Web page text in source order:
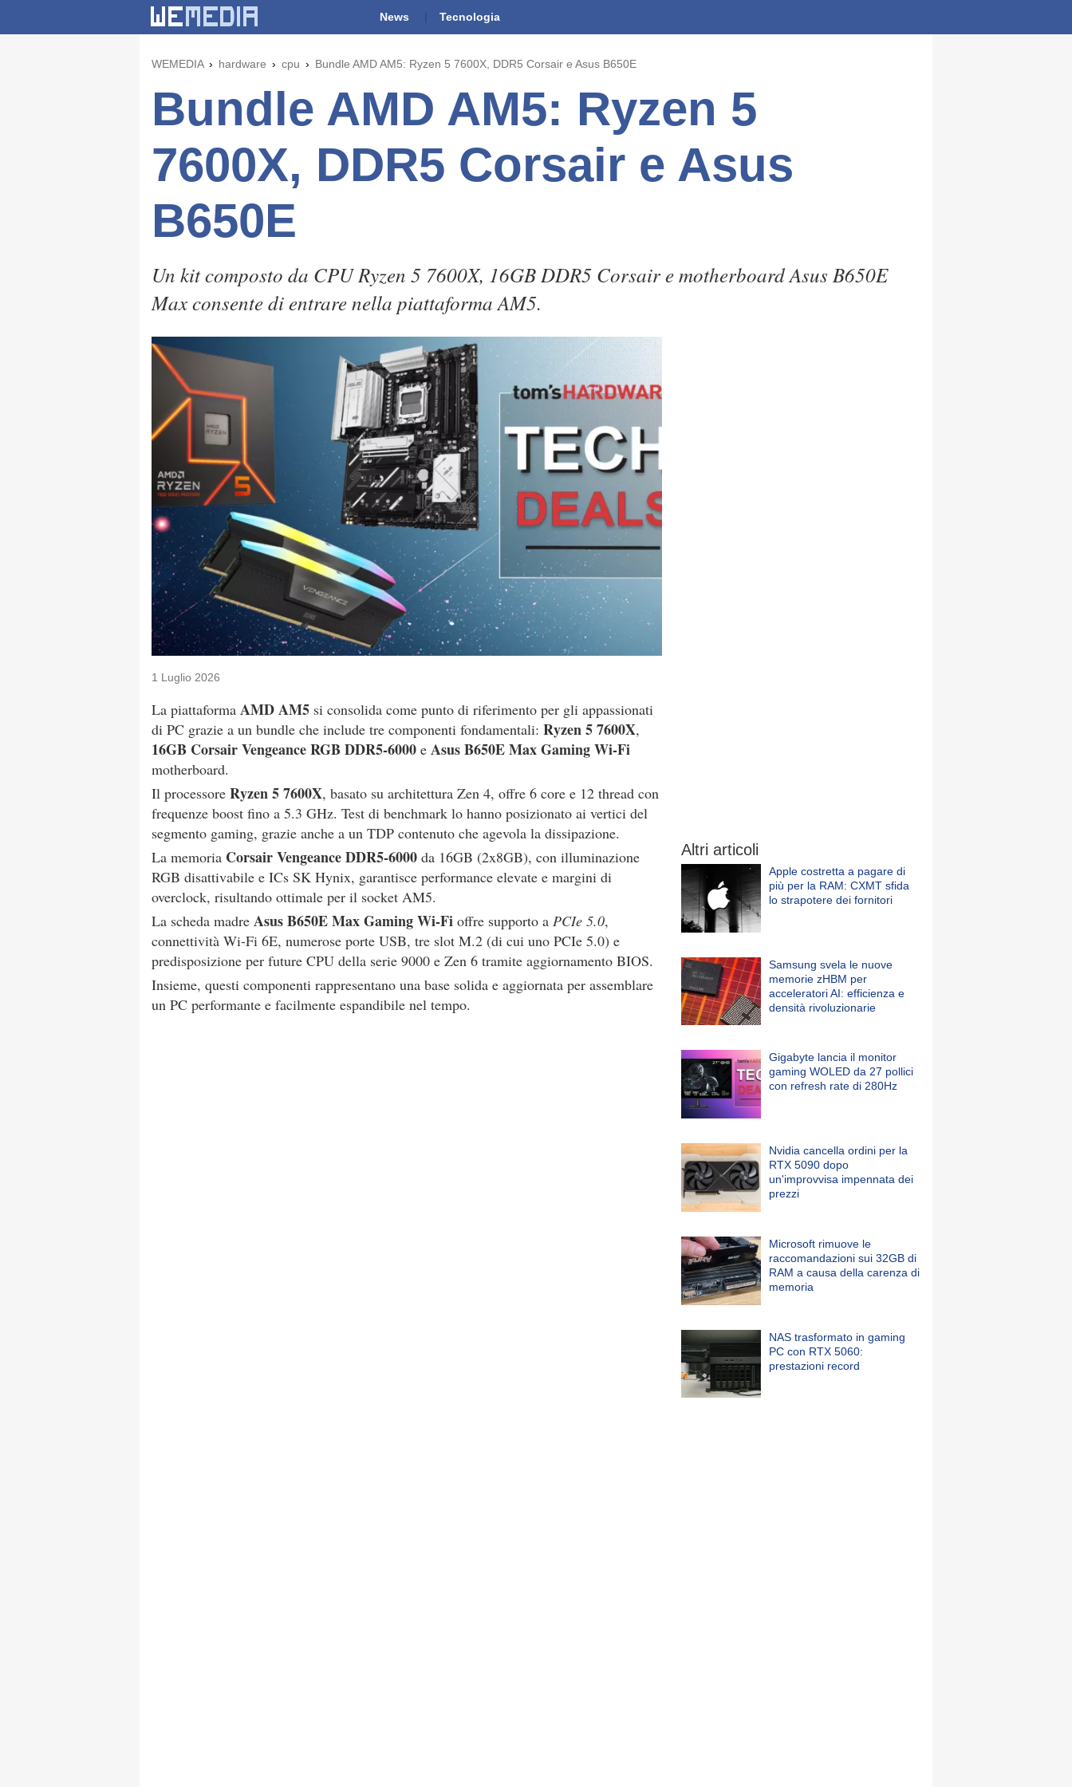
News Tecnologia
WEMEDIA hardware cpu Bundle AMD AM5: Ryzen 5 7600X, DDR5 Corsair e Asus B650E
Bundle AMD AM5: Ryzen 5
7600X, DDR5 Corsair e Asus
B650E
Un kit composto da CPU Ryzen 5 7600X, 16GB DDR5 Corsair e motherboard Asus B650E
Max consente di entrare nella piattaforma AM5.
1 Luglio 2026
La piattaforma AMD AM5 si consolida come punto di riferimento per gli appassionati
di PC grazie a un bundle che include tre componenti fondamentali: Ryzen 5 7600X,
16GB Corsair Vengeance RGB DDR5-6000 e Asus B650E Max Gaming Wi-Fi
motherboard.
Il processore Ryzen 5 7600X, basato su architettura Zen 4, offre 6 core e 12 thread con
frequenze boost fino a 5.3 GHz. Test di benchmark lo hanno posizionato ai vertici del
segmento gaming, grazie anche a un TDP contenuto che agevola la dissipazione.
La memoria Corsair Vengeance DDR5-6000 da 16GB (2x8GB), con illuminazione
RGB disattivabile e ICs SK Hynix, garantisce performance elevate e margini di
overclock, risultando ottimale per il socket AM5.
La scheda madre Asus B650E Max Gaming Wi-Fi offre supporto a PCIe 5.0,
connettività Wi-Fi 6E, numerose porte USB, tre slot M.2 (di cui uno PCIe 5.0) e
predisposizione per future CPU della serie 9000 e Zen 6 tramite aggiornamento BIOS.
Insieme, questi componenti rappresentano una base solida e aggiornata per assemblare
un PC performante e facilmente espandibile nel tempo.
Altri articoli
Apple costretta a pagare di
più per la RAM: CXMT sfida
lo strapotere dei fornitori
Samsung svela le nuove
memorie zHBM per
acceleratori AI: efficienza e
densità rivoluzionarie
Gigabyte lancia il monitor
gaming WOLED da 27 pollici
con refresh rate di 280Hz
Nvidia cancella ordini per la
RTX 5090 dopo
un'improvvisa impennata dei
prezzi
Microsoft rimuove le
raccomandazioni sui 32GB di
RAM a causa della carenza di
memoria
NAS trasformato in gaming
PC con RTX 5060:
prestazioni record